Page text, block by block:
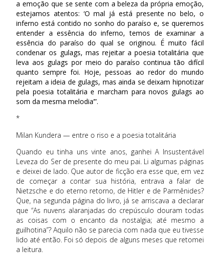
a emoção que se sente com a beleza da própria emoção,
estejamos atentos: ‘O mal já está presente no belo, o
inferno está contido no sonho do paraíso e, se queremos
entender a essência do inferno, temos de examinar a
essência do paraíso do qual se originou. É muito fácil
condenar os gulags, mas rejeitar a poesia totalitária que
leva aos gulags por meio do paraíso continua tão difícil
quanto sempre foi. Hoje, pessoas ao redor do mundo
rejeitam a ideia de gulags, mas ainda se deixam hipnotizar
pela poesia totalitária e marcham para novos gulags ao
som da mesma melodia’”.
*
Milan Kundera — entre o riso e a poesia totalitária
Quando eu tinha uns vinte anos, ganhei A Insustentável
Leveza do Ser de presente do meu pai. Li algumas páginas
e deixei de lado. Que autor de ficção era esse que, em vez
de começar a contar sua história, entrava a falar de
Nietzsche e do eterno retorno, de Hitler e de Parmênides?
Que, na segunda página do livro, já se arriscava a declarar
que “As nuvens alaranjadas do crepúsculo douram todas
as coisas com o encanto da nostalgia; até mesmo a
guilhotina”? Aquilo não se parecia com nada que eu tivesse
lido até então. Foi só depois de alguns meses que retomei
a leitura.